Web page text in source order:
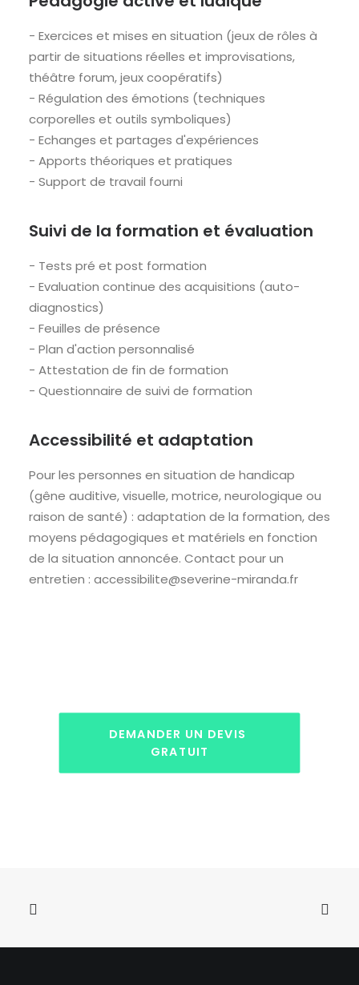
- Exercices et mises en situation (jeux de rôles à
partir de situations réelles et improvisations,
théâtre forum, jeux coopératifs)
- Régulation des émotions (techniques
corporelles et outils symboliques)
- Echanges et partages d'expériences
- Apports théoriques et pratiques
- Support de travail fourni
Suivi de la formation et évaluation
- Tests pré et post formation
- Evaluation continue des acquisitions (auto-
diagnostics)
- Feuilles de présence
- Plan d'action personnalisé
- Attestation de fin de formation
- Questionnaire de suivi de formation
Accessibilité et adaptation
Pour les personnes en situation de handicap
(gêne auditive, visuelle, motrice, neurologique ou
raison de santé) : adaptation de la formation, des
moyens pédagogiques et matériels en fonction
de la situation annoncée. Contact pour un
entretien : accessibilite@severine-miranda.fr
DEMANDER UN DEVIS
GRATUIT